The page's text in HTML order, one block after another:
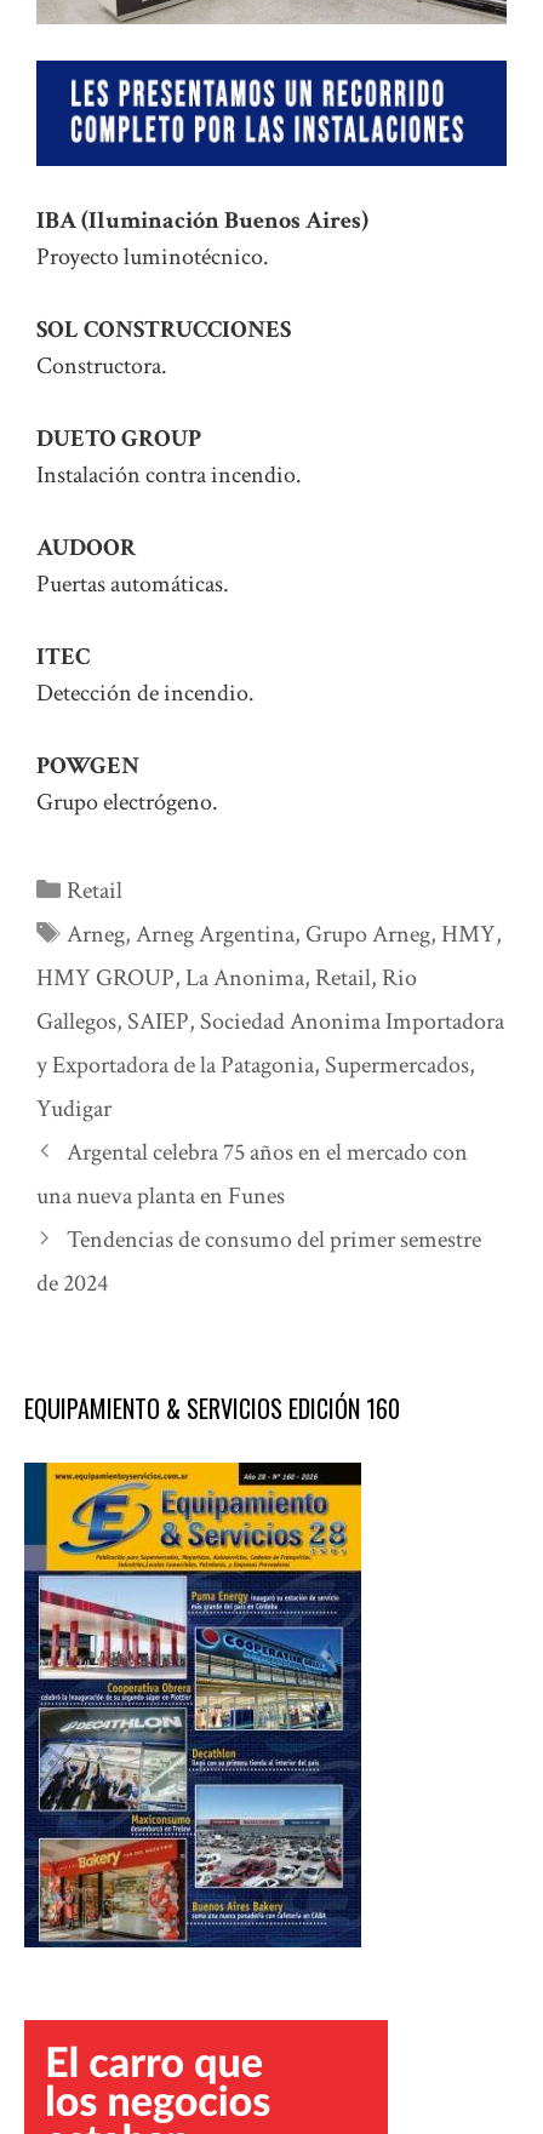
IBA (Iluminación Buenos Aires)
Proyecto luminotécnico.
SOL CONSTRUCCIONES
Constructora.
DUETO GROUP
Instalación contra incendio.
AUDOOR
Puertas automáticas.
ITEC
Detección de incendio.
POWGEN
Grupo electrógeno.
Categorías
Retail
Etiquetas
Arneg,Arneg Argentina, Grupo Arneg, HMY,
HMY GROUP,La Anonima, Retail, Rio
Gallegos, SAIEP, Sociedad Anonima Importadora
y Exportadora de la Patagonia, Supermercados,
Yudigar
Argental celebra 75 años en el mercado con
una nueva planta en Funes
Tendencias de consumo del primer semestre
de 2024
EQUIPAMIENTO & SERVICIOS EDICIÓN 160